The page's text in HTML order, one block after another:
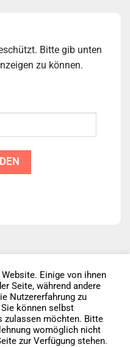
Bitte gib unten
zu können.
Impressum
Einige von ihnen
Seite, während andere
Nutzererfahrung zu
können selbst
zulassen möchten. Bitte
womöglich nicht
zur Verfügung stehen.